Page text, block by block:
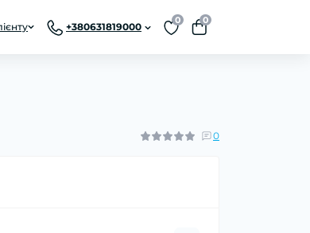
+380631819000
0 0
0